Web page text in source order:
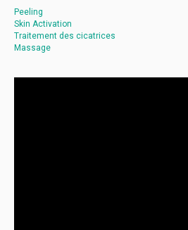
Peeling
Skin Activation
Traitement des cicatrices
Massage